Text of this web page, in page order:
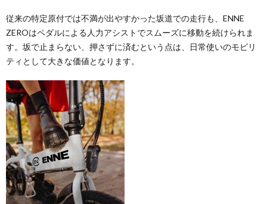
従来の特定原付では不満が出やすかった坂道での走行も、ENNE
ZEROはペダルによる人力アシストでスムーズに移動を続けられま
す。坂で止まらない、押さずに済むという点は、日常使いのモビリ
ティとして大きな価値となります。